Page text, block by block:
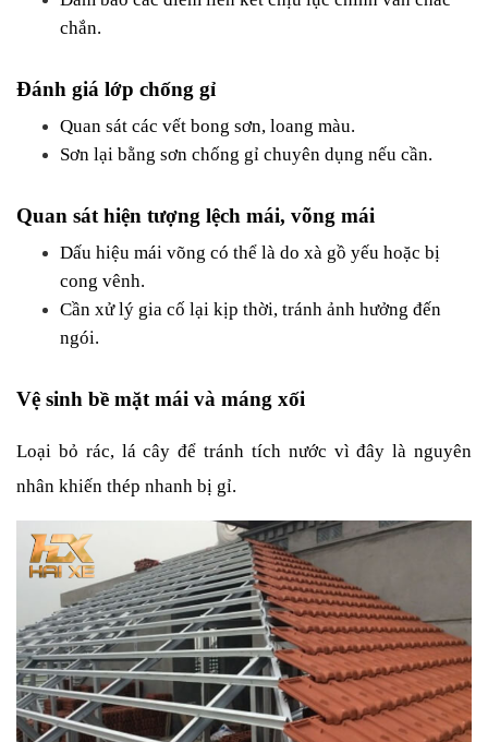
chắn.
Đánh giá lớp chống gỉ
Quan sát các vết bong sơn, loang màu.
Sơn lại bằng sơn chống gỉ chuyên dụng nếu cần.
Quan sát hiện tượng lệch mái, võng mái
Dấu hiệu mái võng có thể là do xà gồ yếu hoặc bị
cong vênh.
Cần xử lý gia cố lại kịp thời, tránh ảnh hưởng đến
ngói.
Vệ sinh bề mặt mái và máng xối
Loại bỏ rác, lá cây để tránh tích nước vì đây là nguyên
nhân khiến thép nhanh bị gỉ.